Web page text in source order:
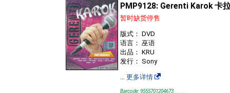
PMP9128: Gerenti Karok 卡
暂时缺货停售
版式： DVD
语言： 巫语
出品： KRU
发行： Sony
… 更多详情
Barcode: 9555701204673